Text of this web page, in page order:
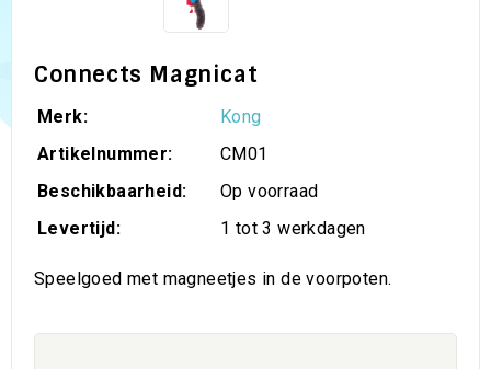
Connects Magnicat
Merk:
Kong
Artikelnummer:
CM01
Beschikbaarheid:
Op voorraad
Levertijd:
1 tot 3 werkdagen
Speelgoed met magneetjes in de voorpoten.